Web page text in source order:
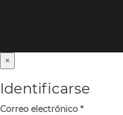
×
Identificarse
Correo electrónico *